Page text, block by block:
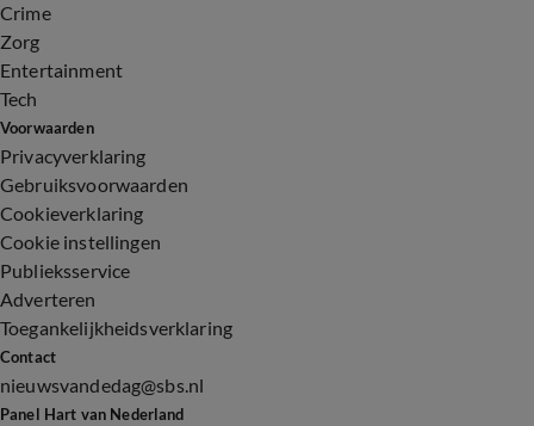
Crime
Zorg
Entertainment
Tech
Voorwaarden
Privacyverklaring
Gebruiksvoorwaarden
Cookieverklaring
Cookie instellingen
Publieksservice
Adverteren
Toegankelijkheidsverklaring
Contact
nieuwsvandedag@sbs.nl
Panel Hart van Nederland